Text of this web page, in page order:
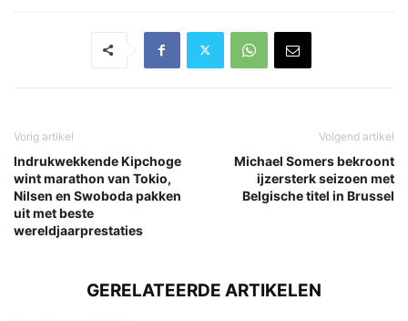
Vorig artikel
Indrukwekkende Kipchoge
wint marathon van Tokio,
Nilsen en Swoboda pakken
uit met beste
wereldjaarprestaties
Volgend artikel
Michael Somers bekroont
ijzersterk seizoen met
Belgische titel in Brussel
GERELATEERDE ARTIKELEN